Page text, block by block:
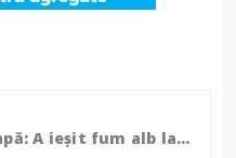
A fost ales noul Papă: A ieșit fum alb la Vatican! (Video)